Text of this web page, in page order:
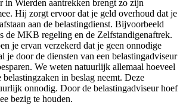
in Wierden aantrekken brengt zo zijn
Hij zorgt ervoor dat je geld overhoud dat je
aan de belastingdienst. Bijvoorbeeld
de MKB regeling en de Zelfstandigenaftrek.
je ervan verzekerd dat je geen onnodige
je door de diensten van een belastingadviseur
We weten natuurlijk allemaal hoeveel
in beslag neemt. Deze
onnodig. Door de belastingadviseur hoef
bezig te houden.